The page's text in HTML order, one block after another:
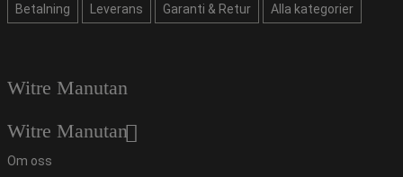
Betalning Leverans Garanti & Retur Alla kategorier
Witre Manutan
Witre Manutan
Om oss